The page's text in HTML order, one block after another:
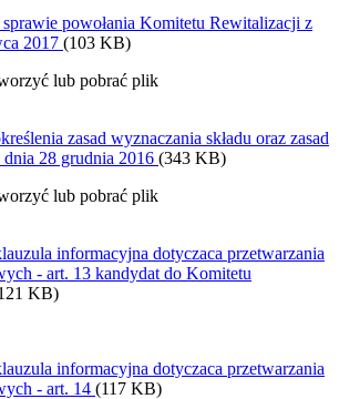
powołania Komitetu Rewitalizacji z
2017 (103 KB)
lub pobrać plik
zasad wyznaczania składu oraz zasad
dnia 28 grudnia 2016 (343 KB)
lub pobrać plik
informacyjna dotyczaca przetwarzania
- art. 13 kandydat do Komitetu
KB)
informacyjna dotyczaca przetwarzania
- art. 14 (117 KB)